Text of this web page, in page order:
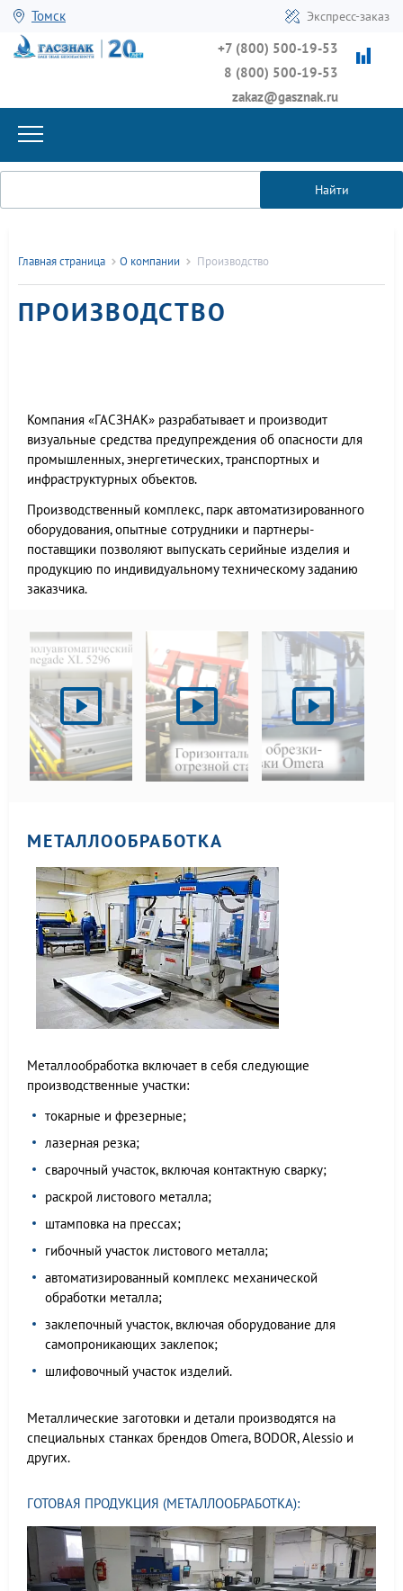
Томск Экспресс-заказ
+7 (800) 500-19-53
8 (800) 500-19-53
zakaz@gasznak.ru
Найти
Главная страница О компании Производство
ПРОИЗВОДСТВО
Компания «ГАСЗНАК» разрабатывает и производит
визуальные средства предупреждения об опасности для
промышленных, энергетических, транспортных и
инфраструктурных объектов.
Производственный комплекс, парк автоматизированного
оборудования, опытные сотрудники и партнеры-
поставщики позволяют выпускать серийные изделия и
продукцию по индивидуальному техническому заданию
заказчика.
МЕТАЛЛООБРАБОТКА
Металлообработка включает в себя следующие
производственные участки:
токарные и фрезерные;
лазерная резка;
сварочный участок, включая контактную сварку;
раскрой листового металла;
штамповка на прессах;
гибочный участок листового металла;
автоматизированный комплекс механической
обработки металла;
заклепочный участок, включая оборудование для
самопроникающих заклепок;
шлифовочный участок изделий.
Металлические заготовки и детали производятся на
специальных станках брендов Omera, BODOR, Alessio и
других.
ГОТОВАЯ ПРОДУКЦИЯ (МЕТАЛЛООБРАБОТКА):